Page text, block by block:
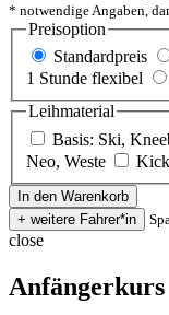
* notwendige Angaben,
Preisoption
Standardpreis
1 Stunde flexibel
Leihmaterial
Basis: Ski,
Neo, Weste
close
Anfängerkurs